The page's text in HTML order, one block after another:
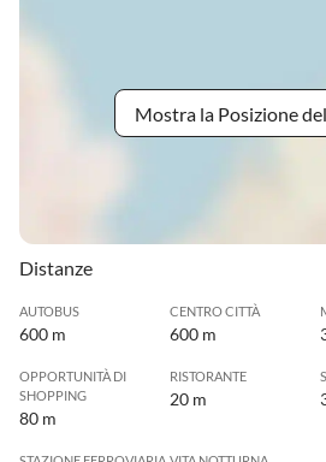
Mostra la Posizione
Distanze
AUTOBUS
600 m
CENTRO CITTÀ
600 m
OPPORTUNITÀ DI
SHOPPING
80 m
RISTORANTE
20 m